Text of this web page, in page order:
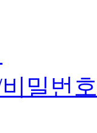
밀번호